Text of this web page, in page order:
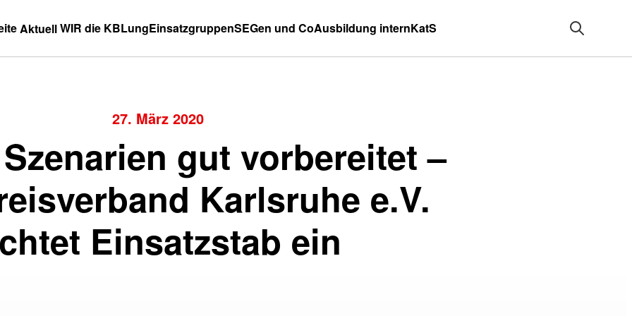
AktuellWIR die KBLungEinsatzgruppenSEGen und CoAusbildung internKatS
27. März 2020
gut vorbereitet –
Karlsruhe e.V.
Einsatzstab ein